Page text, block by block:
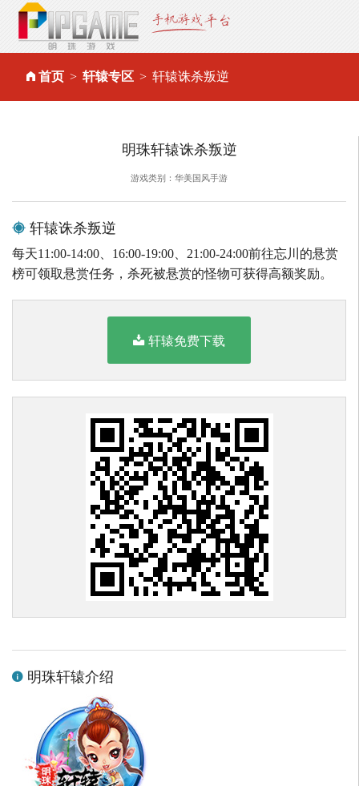
首页 轩辕专区 轩辕诛杀叛逆
明珠轩辕诛杀叛逆
游戏类别：华美国风手游
轩辕诛杀叛逆
每天11:00-14:00、16:00-19:00、21:00-24:00前往忘川的悬赏
榜可领取悬赏任务，杀死被悬赏的怪物可获得高额奖励。
轩辕免费下载
明珠轩辕介绍